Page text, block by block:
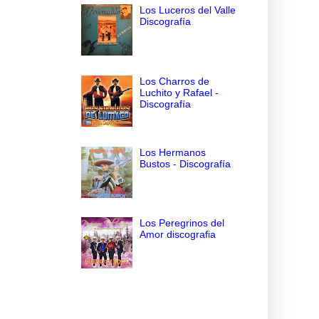
Los Luceros del Valle
Discografía
Los Charros de
Luchito y Rafael -
Discografía
Los Hermanos
Bustos - Discografía
Los Peregrinos del
Amor discografia